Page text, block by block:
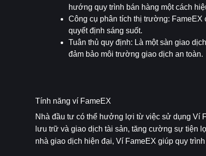
hướng quy trình bán hàng một cách
Công cụ phân tích thị trường: FameEX
quyết định sáng suốt.
Tuân thủ quy định: Là một sàn giao
đảm bảo môi trường giao dịch an toàn.
Tính năng ví FameEX
Nhà đầu tư có thể hưởng lợi từ việc sử dụng Ví
lưu trữ và giao dịch tài sản, tăng cường sự tiện
nhà giao dịch hiện đại, Ví FameEX giúp quy